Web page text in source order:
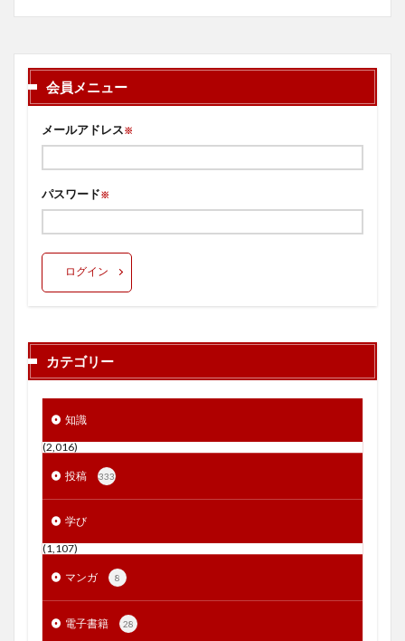
会員メニュー
メールアドレス※
パスワード※
ログイン
カテゴリー
知識
(2,016)
投稿 333
学び
(1,107)
マンガ 8
電子書籍 28